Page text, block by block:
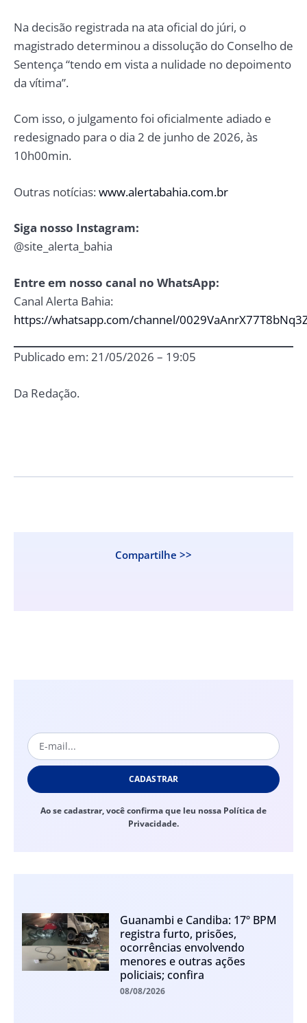
Na decisão registrada na ata oficial do júri, o
magistrado determinou a dissolução do Conselho de
Sentença “tendo em vista a nulidade no depoimento
da vítima”.
Com isso, o julgamento foi oficialmente adiado e
redesignado para o dia 2 de junho de 2026, às
10h00min.
Outras notícias:www.alertabahia.com.br
Siga nosso Instagram:
@site_alerta_bahia
Entre em nosso canal no WhatsApp:
Canal Alerta Bahia:
https://whatsapp.com/channel/
Publicado em: 21/05/2026 – 19:05
Da Redação.
Compartilhe >>
CADASTRAR
Ao se cadastrar, você confirma que leu nossa Política de
Privacidade.
Guanambi e Candiba: 17º BPM
registra furto, prisões,
ocorrências envolvendo
menores e outras ações
policiais; confira
08/08/2026